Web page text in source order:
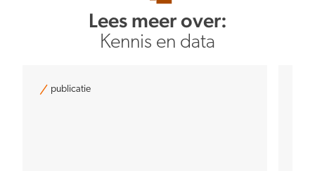
Lees meer over:
Kennis en data
publicatie